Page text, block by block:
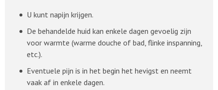
U kunt napijn krijgen.
De behandelde huid kan enkele dagen gevoelig zijn
voor warmte (warme douche of bad, flinke inspanning,
etc.).
Eventuele pijn is in het begin het hevigst en neemt
vaak af in enkele dagen.